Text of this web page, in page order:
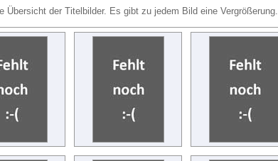
Übersicht der Titelbilder. Es gibt zu jedem Bild eine Vergrößerung.